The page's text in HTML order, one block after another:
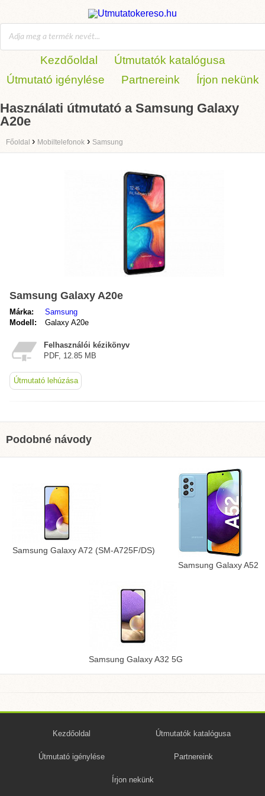
Kezdőoldal
Útmutatók katalógusa
Útmutató igénylése
Partnereink Írjon nekünk
Használati útmutató a Samsung Galaxy
A20e
Főoldal › Mobiltelefonok › Samsung
Samsung Galaxy A20e
Márka:
Samsung
Modell:
Galaxy A20e
Felhasználói kézikönyv
PDF, 12.85 MB
Útmutató lehúzása
Podobné návody
Samsung Galaxy A72 (SM-A725F/DS)
Samsung Galaxy A52
Samsung Galaxy A32 5G
Kezdőoldal Útmutatók katalógusa
Útmutató igénylése Partnereink
Írjon nekünk